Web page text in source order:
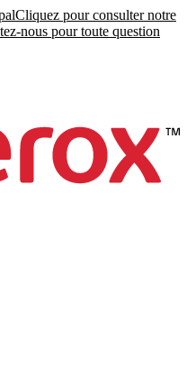
Cliquez pour consulter notre
nous pour toute question